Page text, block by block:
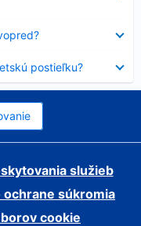
postieľku?
služieb
ochrane súkromia
cookie